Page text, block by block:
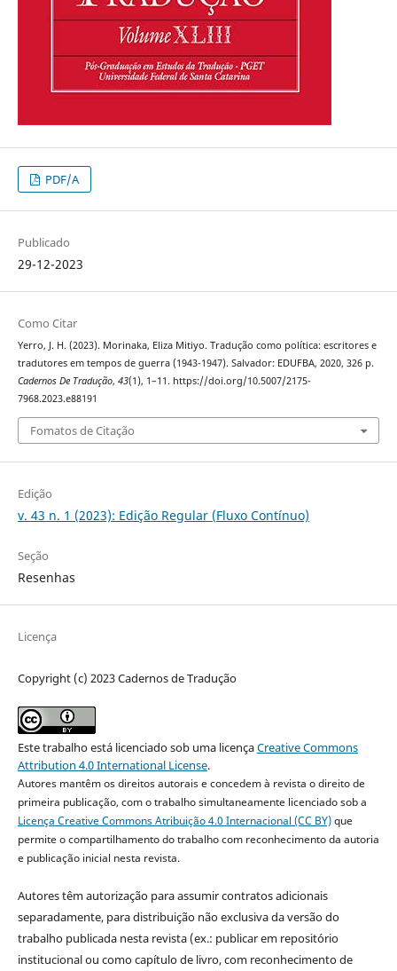
PDF/A
Publicado
29-12-2023
Como Citar
Yerro, J. H. (2023). Morinaka, Eliza Mitiyo. Tradução como política: escritores e
tradutores em tempos de guerra (1943-1947). Salvador: EDUFBA, 2020, 326 p.
Cadernos De Tradução, 43(1), 1–11. https://doi.org/10.5007/2175-
7968.2023.e88191
Fomatos de Citação
Edição
v. 43 n. 1 (2023): Edição Regular (Fluxo Contínuo)
Seção
Resenhas
Licença
Copyright (c) 2023 Cadernos de Tradução
Este trabalho está licenciado sob uma licençaCreative Commons
Attribution 4.0 International License.
Autores mantêm os direitos autorais e concedem à revista o direito de
primeira publicação, com o trabalho simultaneamente licenciado sob a
Licença Creative Commons Atribuição 4.0 Internacional (CC BY)que
permite o compartilhamento do trabalho com reconhecimento da autoria
e publicação inicial nesta revista.
Autores têm autorização para assumir contratos adicionais
separadamente, para distribuição não exclusiva da versão do
trabalho publicada nesta revista (ex.: publicar em repositório
institucional ou como capítulo de livro, com reconhecimento de